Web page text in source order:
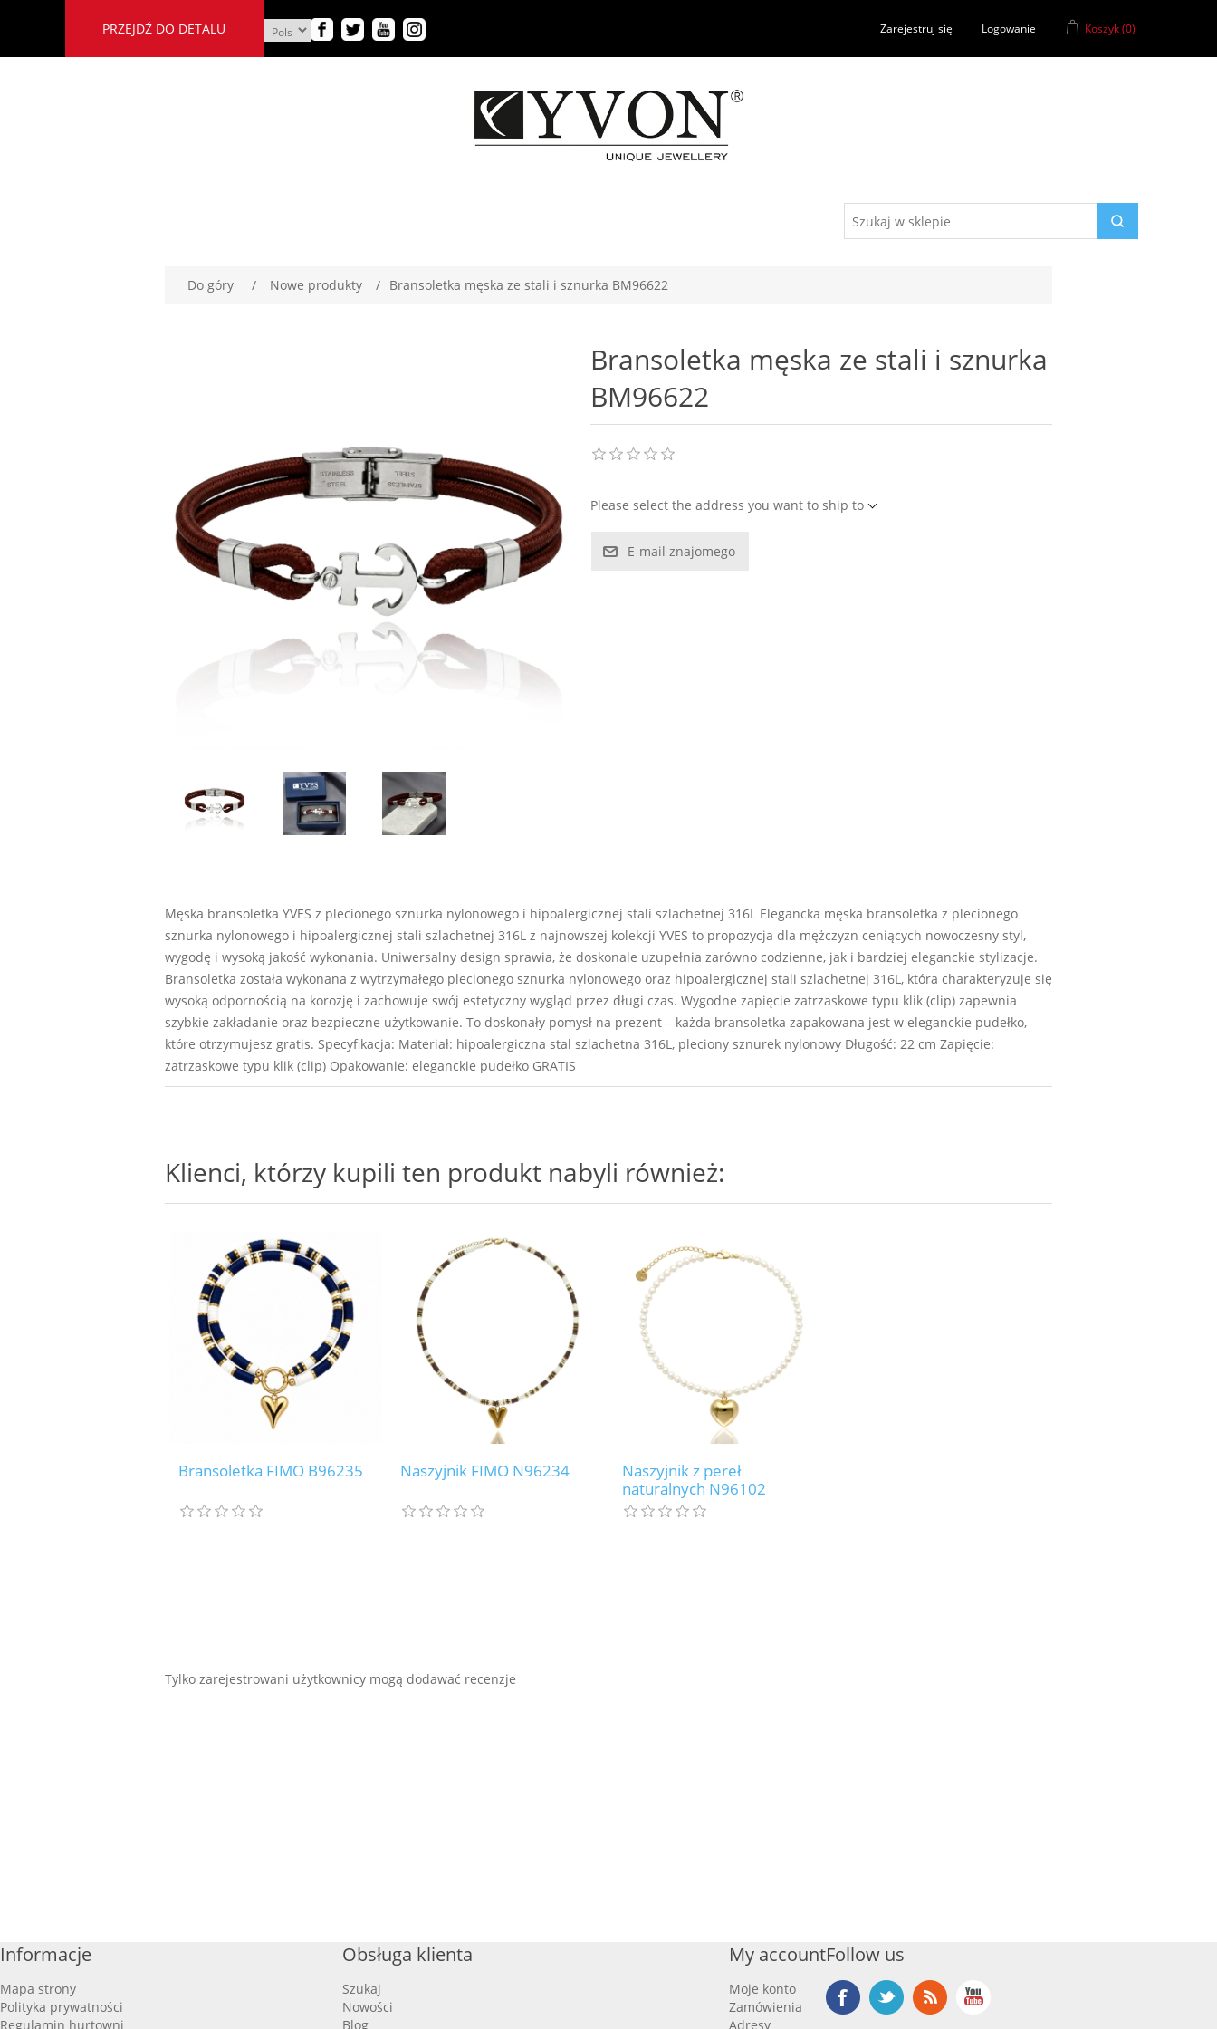
PRZEJDŹ DO DETALU Zarejestruj się Logowanie Koszyk(0)
Do góry / Nowe produkty / Bransoletka męska ze stali i sznurka BM96622
Bransoletka męska ze stali i sznurka
BM96622
Please select the address you want to ship to
E-mail znajomego
Męska bransoletka YVES z plecionego sznurka nylonowego i hipoalergicznej stali szlachetnej 316L Elegancka męska bransoletka z plecionego
sznurka nylonowego i hipoalergicznej stali szlachetnej 316L z najnowszej kolekcji YVES to propozycja dla mężczyzn ceniących nowoczesny styl,
wygodę i wysoką jakość wykonania. Uniwersalny design sprawia, że doskonale uzupełnia zarówno codzienne, jak i bardziej eleganckie stylizacje.
Bransoletka została wykonana z wytrzymałego plecionego sznurka nylonowego oraz hipoalergicznej stali szlachetnej 316L, która charakteryzuje się
wysoką odpornością na korozję i zachowuje swój estetyczny wygląd przez długi czas. Wygodne zapięcie zatrzaskowe typu klik (clip) zapewnia
szybkie zakładanie oraz bezpieczne użytkowanie. To doskonały pomysł na prezent – każda bransoletka zapakowana jest w eleganckie pudełko,
które otrzymujesz gratis. Specyfikacja: Materiał: hipoalergiczna stal szlachetna 316L, pleciony sznurek nylonowy Długość: 22 cm Zapięcie:
zatrzaskowe typu klik (clip) Opakowanie: eleganckie pudełko GRATIS
Klienci, którzy kupili ten produkt nabyli również:
Bransoletka FIMO B96235 Naszyjnik FIMO N96234
Naszyjnik z pereł
naturalnych N96102
Tylko zarejestrowani użytkownicy mogą dodawać recenzje
Informacje
Mapa strony
Polityka prywatności
Regulamin hurtowni
Obsługa klienta
Szukaj
Nowości
Blog
My account
Moje konto
Zamówienia
Adresy
Follow us